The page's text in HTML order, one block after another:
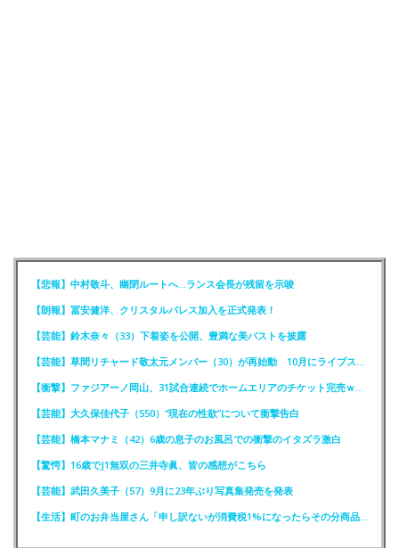
【悲報】中村敬斗、幽閉ルートへ…ランス会長が残留を示唆
【朗報】冨安健洋、クリスタルパレス加入を正式発表！
【芸能】鈴木奈々（33）下着姿を公開、豊満な美バストを披露
【芸能】草間リチャード敬太元メンバー（30）が再始動 10月にライブステージに出演へ
【衝撃】ファジアーノ岡山、31試合連続でホームエリアのチケット完売ｗｗｗｗ
【芸能】大久保佳代子（550）“現在の性欲”について衝撃告白
【芸能】橋本マナミ（42）6歳の息子のお風呂での衝撃のイタズラ激白
【驚愕】16歳でJ1無双の三井寺眞、皆の感想がこちら
【芸能】武田久美子（57）9月に23年ぶり写真集発売を発表
【生活】町のお弁当屋さん「申し訳ないが消費税1%になったらその分商品代を値上げするわ」